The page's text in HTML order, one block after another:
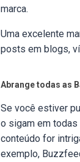
marca.
Uma excelente
posts em blogs,
Abrange todas as
Se você estiver
o sigam em todas
conteúdo for
exemplo,